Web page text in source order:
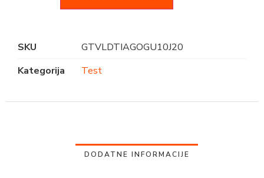
SKU
GTVLDTIAGOGU10J20
Kategorija
Test
DODATNE INFORMACIJE